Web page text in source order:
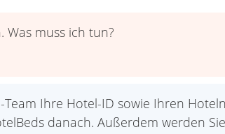
muss ich tun?
Ihre Hotel-ID sowie Ihren
danach. Außerdem werden